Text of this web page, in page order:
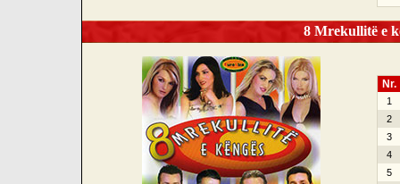
8 Mrekullitë e
Nr.
1
2
3
4
5